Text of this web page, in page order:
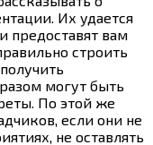
Их удается
предоставят вам
строить
могут быть
По этой же
если они не
не оставлять